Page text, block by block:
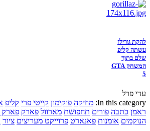
להקת גורילז
עשתה קליפ
שלם בתוך
המשחק GTA
5
עדי פרל
In this category: מוזיקה פוקימון קייטי פרי קליפ
ראמן כתבה פורים תחפושת מארוול פארק פארק
הנוקמים אומנות פאנארט פרוייקט מעריצים ציור